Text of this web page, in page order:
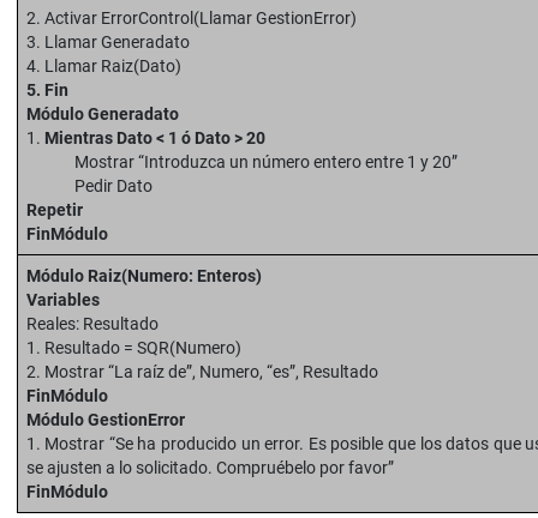
2. Activar ErrorControl(Llamar GestionError)
3. Llamar Generadato
4. Llamar Raiz(Dato)
5. Fin
Módulo Generadato
1. Mientras Dato < 1 ó Dato > 20
Mostrar “Introduzca un número entero entre 1 y 20”
Pedir Dato
Repetir
FinMódulo
Módulo Raiz(Numero: Enteros)
Variables
Reales: Resultado
1. Resultado = SQR(Numero)
2. Mostrar “La raíz de”, Numero, “es”, Resultado
FinMódulo
Módulo GestionError
1. Mostrar “Se ha producido un error. Es posible que los datos que
se ajusten a lo solicitado. Compruébelo por favor”
FinMódulo